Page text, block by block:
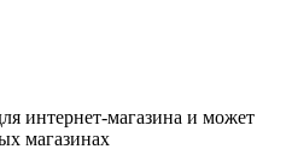
интернет-магазина и может
магазинах